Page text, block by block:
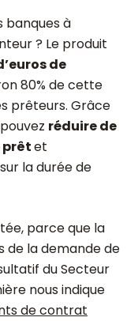
banques à
? Le produit
de
80% de cette
prêteurs. Grâce
réduire de
prêtet
la durée de
parce que la
de la demande de
du Secteur
nous indique
de contrat